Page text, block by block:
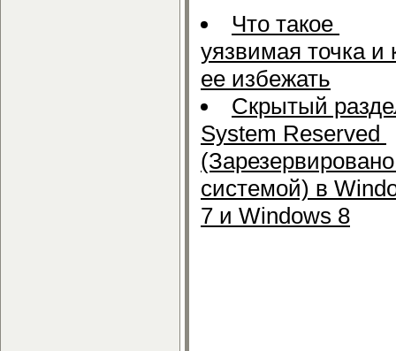
Что такое
уязвимая точка и
ее избежать
Скрытый
System Reserved
(Зарезервировано
системой) в
7 и Windows 8